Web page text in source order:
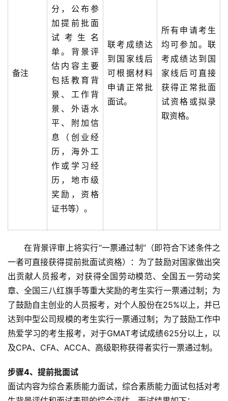
备注
分，公布参
加提前批面
试考生名
单。背景评
估内容主要
包括教育背
景、工作背
景、外语水
平、附加信
息（创业经
历，海外工
作或学习经
历，地市级
奖励，资格
证书等）。
联考成绩达
到国家线后
可根据材料
申请正常批
面试。
所有申请考生
均可参加。联
考成绩达到国
家线后可直接
获得正常批面
试资格或拟录
取资格。
在背景评审上将实行“一票通过制”（即符合下述条件之
一者可直接获得提前批面试资格）：为了鼓励对国家做出突
出贡献人员报考，对获得全国劳动模范、全国五一劳动奖
章、全国三八红旗手等重大奖励的考生实行一票通过制；为
了鼓励自主创业的人员报考，对个人股份在25%以上，并已
达到中型公司规模的考生实行一票通过制；为了鼓励工作中
热爱学习的考生报考，对于GMAT考试成绩625分以上，以
及CPA、CFA、ACCA、高级职称获得者实行一票通过制。
步骤4、提前批面试
面试内容为综合素质能力面试，综合素质能力面试包括对考